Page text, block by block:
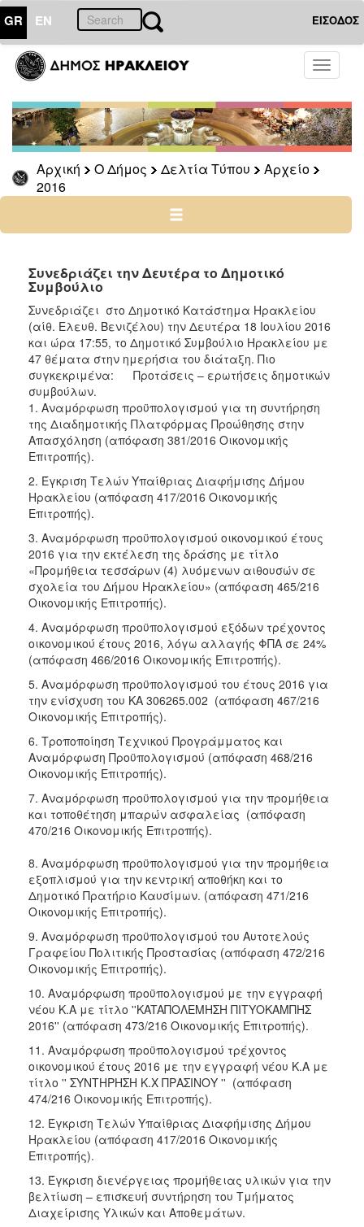
GR EN ΕΙΣΟΔΟΣ
Toggle
Αρχική Ο Δήμος Δελτία Τύπου
Αρχείο
2016
ΔΗΜΟΣ
Δελτία
Τύπου
Αρχείο
2026
2025
2022
2021
2020
2019
2018
2017
2016
2015
2013
2012
2011
2010
2006
ΤΟΠΟΣ
ΠΟΛΙΤΙΣΜΟΣ
ΑΝΘΕΚΤΙΚΗ
ΠΟΛΗ
Συνεδριάζει την Δευτέρα το Δημοτικό
Συμβούλιο
Συνεδριάζει στο Δημοτικό Κατάστημα Ηρακλείου
(αίθ. Ελευθ. Βενιζέλου) την Δευτέρα 18 Ιουλίου 2016
και ώρα 17:55, το Δημοτικό Συμβούλιο Ηρακλείου με
47 θέματα στην ημερήσια του διάταξη. Πιο
συγκεκριμένα: Προτάσεις – ερωτήσεις δημοτικών
συμβούλων.
1. Αναμόρφωση προϋπολογισμού για τη συντήρηση
της Διαδημοτικής Πλατφόρμας Προώθησης στην
Απασχόληση (απόφαση 381/2016 Οικονομικής
Επιτροπής).
2. Έγκριση Τελών Υπαίθριας Διαφήμισης Δήμου
Ηρακλείου (απόφαση 417/2016 Οικονομικής
Επιτροπής).
3. Αναμόρφωση προϋπολογισμού οικονομικού έτους
2016 για την εκτέλεση της δράσης με τίτλο
«Προμήθεια τεσσάρων (4) λυόμενων αιθουσών σε
σχολεία του Δήμου Ηρακλείου» (απόφαση 465/216
Οικονομικής Επιτροπής).
4. Αναμόρφωση προϋπολογισμού εξόδων τρέχοντος
οικονομικού έτους 2016, λόγω αλλαγής ΦΠΑ σε 24%
(απόφαση 466/2016 Οικονομικής Επιτροπής).
5. Αναμόρφωση προϋπολογισμού του έτους 2016 για
την ενίσχυση του ΚΑ 306265.002 (απόφαση 467/216
Οικονομικής Επιτροπής).
6. Τροποποίηση Τεχνικού Προγράμματος και
Αναμόρφωση Προϋπολογισμού (απόφαση 468/216
Οικονομικής Επιτροπής).
7. Αναμόρφωση προϋπολογισμού για την προμήθεια
και τοποθέτηση μπαρών ασφαλείας (απόφαση
470/216 Οικονομικής Επιτροπής).
8. Αναμόρφωση προϋπολογισμού για την προμήθεια
εξοπλισμού για την κεντρική αποθήκη και το
Δημοτικό Πρατήριο Καυσίμων. (απόφαση 471/216
Οικονομικής Επιτροπής).
9. Αναμόρφωση προϋπολογισμού του Αυτοτελούς
Γραφείου Πολιτικής Προστασίας (απόφαση 472/216
Οικονομικής Επιτροπής).
10. Αναμόρφωση προϋπολογισμού με την εγγραφή
νέου Κ.Α με τίτλο ''KATAΠΟΛΕΜΗΣΗ ΠΙΤΥΟΚΑΜΠΗΣ
2016'' (απόφαση 473/216 Οικονομικής Επιτροπής).
11. Αναμόρφωση προϋπολογισμού τρέχοντος
οικονομικού έτους 2016 με την εγγραφή νέου Κ.Α με
τίτλο '' ΣΥΝΤΗΡΗΣΗ Κ.Χ ΠΡΑΣΙΝΟΥ '' (απόφαση
474/216 Οικονομικής Επιτροπής).
12. Έγκριση Τελών Υπαίθριας Διαφήμισης Δήμου
Ηρακλείου (απόφαση 417/2016 Οικονομικής
Επιτροπής).
13. Έγκριση διενέργειας προμήθειας υλικών για την
βελτίωση – επισκευή συντήρηση του Τμήματος
Διαχείρισης Υλικών και Αποθεμάτων.